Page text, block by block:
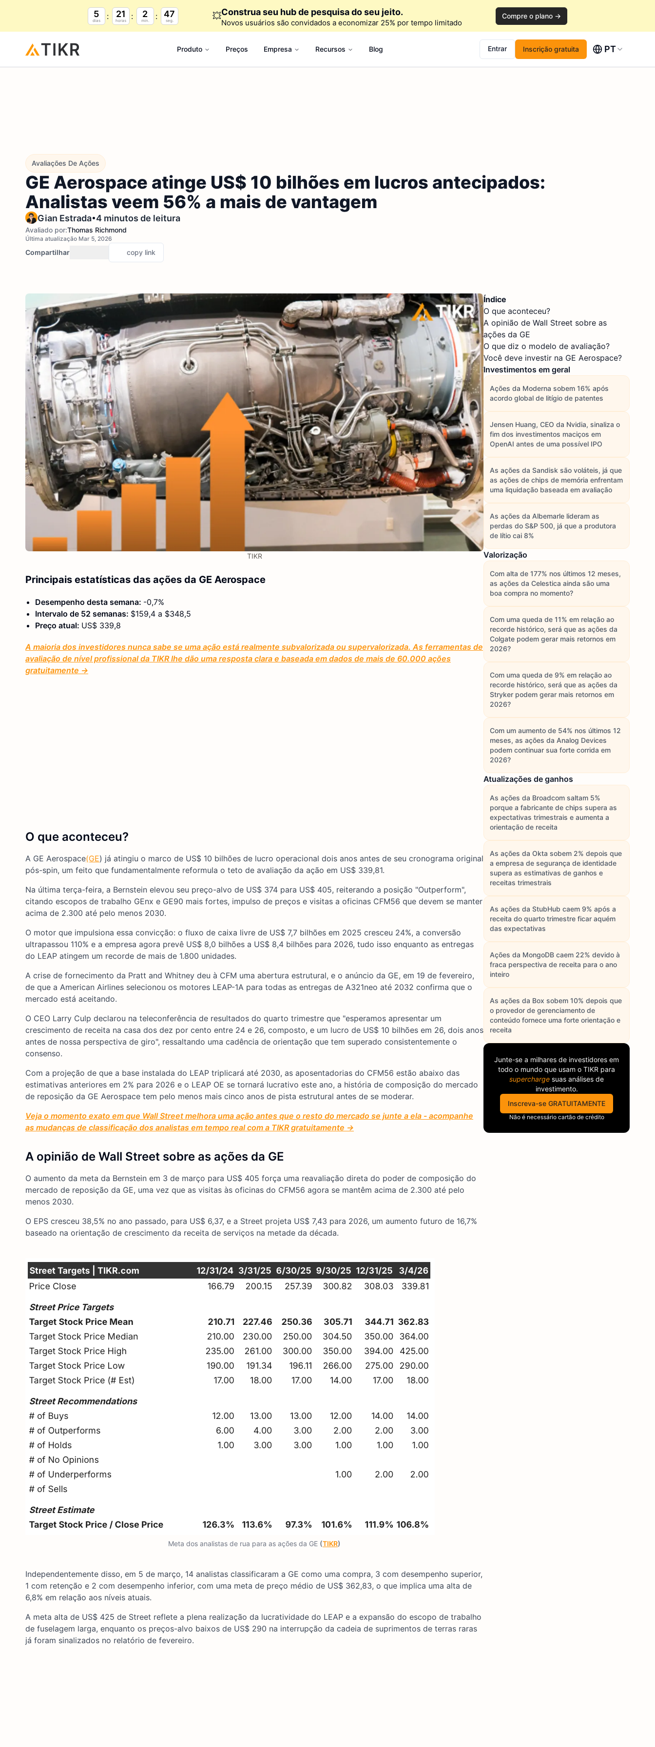
5
dias
21
horas
2
min.
46
seg. 💥Construa seu hub de pesquisa do seu jeito.
Novos usuários são convidados a economizar 25% por tempo limitado
Compre o plano →
Produto Preços Empresa Recursos Blog Entrar Inscrição gratuita PT
Avaliações De Ações
GE Aerospace atinge US$ 10 bilhões em lucros antecipados:
Analistas veem 56% a mais de vantagem
Gian Estrada•4 minutos de leitura
Avaliado por:Thomas Richmond
Última atualização Mar 5, 2026
Compartilhar copy link
TIKR
Principais estatísticas das ações da GE Aerospace
Desempenho desta semana: -0,7%
Intervalo de 52 semanas: $159,4 a $348,5
Preço atual: US$ 339,8
A maioria dos investidores nunca sabe se uma ação está realmente subvalorizada ou supervalorizada. As ferramentas de
avaliação de nível profissional da TIKR lhe dão uma resposta clara e baseada em dados de mais de 60.000 ações
gratuitamente →
O que aconteceu?
A GE Aerospace(GE) já atingiu o marco de US$ 10 bilhões de lucro operacional dois anos antes de seu cronograma original
pós-spin, um feito que fundamentalmente reformula o teto de avaliação da ação em US$ 339,81.
Na última terça-feira, a Bernstein elevou seu preço-alvo de US$ 374 para US$ 405, reiterando a posição "Outperform",
citando escopos de trabalho GEnx e GE90 mais fortes, impulso de preços e visitas a oficinas CFM56 que devem se manter
acima de 2.300 até pelo menos 2030.
O motor que impulsiona essa convicção: o fluxo de caixa livre de US$ 7,7 bilhões em 2025 cresceu 24%, a conversão
ultrapassou 110% e a empresa agora prevê US$ 8,0 bilhões a US$ 8,4 bilhões para 2026, tudo isso enquanto as entregas
do LEAP atingem um recorde de mais de 1.800 unidades.
A crise de fornecimento da Pratt and Whitney deu à CFM uma abertura estrutural, e o anúncio da GE, em 19 de fevereiro,
de que a American Airlines selecionou os motores LEAP-1A para todas as entregas de A321neo até 2032 confirma que o
mercado está aceitando.
O CEO Larry Culp declarou na teleconferência de resultados do quarto trimestre que "esperamos apresentar um
crescimento de receita na casa dos dez por cento entre 24 e 26, composto, e um lucro de US$ 10 bilhões em 26, dois anos
antes de nossa perspectiva de giro", ressaltando uma cadência de orientação que tem superado consistentemente o
consenso.
Com a projeção de que a base instalada do LEAP triplicará até 2030, as aposentadorias do CFM56 estão abaixo das
estimativas anteriores em 2% para 2026 e o LEAP OE se tornará lucrativo este ano, a história de composição do mercado
de reposição da GE Aerospace tem pelo menos mais cinco anos de pista estrutural antes de se moderar.
Veja o momento exato em que Wall Street melhora uma ação antes que o resto do mercado se junte a ela - acompanhe
as mudanças de classificação dos analistas em tempo real com a TIKR gratuitamente →
A opinião de Wall Street sobre as ações da GE
O aumento da meta da Bernstein em 3 de março para US$ 405 força uma reavaliação direta do poder de composição do
mercado de reposição da GE, uma vez que as visitas às oficinas do CFM56 agora se mantêm acima de 2.300 até pelo
menos 2030.
O EPS cresceu 38,5% no ano passado, para US$ 6,37, e a Street projeta US$ 7,43 para 2026, um aumento futuro de 16,7%
baseado na orientação de crescimento da receita de serviços na metade da década.
Meta dos analistas de rua para as ações da GE (TIKR)
Independentemente disso, em 5 de março, 14 analistas classificaram a GE como uma compra, 3 com desempenho superior,
1 com retenção e 2 com desempenho inferior, com uma meta de preço médio de US$ 362,83, o que implica uma alta de
6,8% em relação aos níveis atuais.
A meta alta de US$ 425 de Street reflete a plena realização da lucratividade do LEAP e a expansão do escopo de trabalho
de fuselagem larga, enquanto os preços-alvo baixos de US$ 290 na interrupção da cadeia de suprimentos de terras raras
já foram sinalizados no relatório de fevereiro.
Índice
O que aconteceu?
A opinião de Wall Street sobre as
ações da GE
O que diz o modelo de avaliação?
Você deve investir na GE Aerospace?
Investimentos em geral
Ações da Moderna sobem 16% após
acordo global de litígio de patentes
Jensen Huang, CEO da Nvidia, sinaliza o
fim dos investimentos maciços em
OpenAI antes de uma possível IPO
As ações da Sandisk são voláteis, já que
as ações de chips de memória enfrentam
uma liquidação baseada em avaliação
As ações da Albemarle lideram as
perdas do S&P 500, já que a produtora
de lítio cai 8%
Valorização
Com alta de 177% nos últimos 12 meses,
as ações da Celestica ainda são uma
boa compra no momento?
Com uma queda de 11% em relação ao
recorde histórico, será que as ações da
Colgate podem gerar mais retornos em
2026?
Com uma queda de 9% em relação ao
recorde histórico, será que as ações da
Stryker podem gerar mais retornos em
2026?
Com um aumento de 54% nos últimos 12
meses, as ações da Analog Devices
podem continuar sua forte corrida em
2026?
Atualizações de ganhos
As ações da Broadcom saltam 5%
porque a fabricante de chips supera as
expectativas trimestrais e aumenta a
orientação de receita
As ações da Okta sobem 2% depois que
a empresa de segurança de identidade
supera as estimativas de ganhos e
receitas trimestrais
As ações da StubHub caem 9% após a
receita do quarto trimestre ficar aquém
das expectativas
Ações da MongoDB caem 22% devido à
fraca perspectiva de receita para o ano
inteiro
As ações da Box sobem 10% depois que
o provedor de gerenciamento de
conteúdo fornece uma forte orientação e
receita
Junte-se a milhares de investidores em
todo o mundo que usam o TIKR para
supercharge suas análises de
investimento.
Inscreva-se GRATUITAMENTE
Não é necessário cartão de crédito